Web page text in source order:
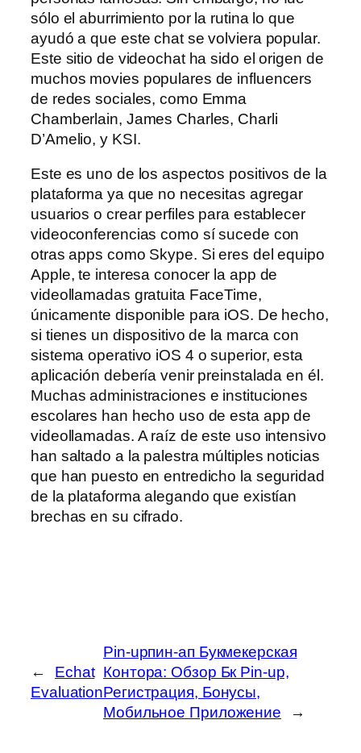
sólo el aburrimiento por la rutina lo que
ayudó a que este chat se volviera popular.
Este sitio de videochat ha sido el origen de
muchos movies populares de influencers
de redes sociales, como Emma
Chamberlain, James Charles, Charli
D’Amelio, y KSI.
Este es uno de los aspectos positivos de la
plataforma ya que no necesitas agregar
usuarios o crear perfiles para establecer
videoconferencias como sí sucede con
otras apps como Skype. Si eres del equipo
Apple, te interesa conocer la app de
videollamadas gratuita FaceTime,
únicamente disponible para iOS. De hecho,
si tienes un dispositivo de la marca con
sistema operativo iOS 4 o superior, esta
aplicación debería venir preinstalada en él.
Muchas administraciones e instituciones
escolares han hecho uso de esta app de
videollamadas. A raíz de este uso intensivo
han saltado a la palestra múltiples noticias
que han puesto en entredicho la seguridad
de la plataforma alegando que existían
brechas en su cifrado.
←
Echat
Evaluation
Pin-upпин-ап Букмекерская
Контора: Обзор Бк Pin-up,
Регистрация, Бонусы,
Мобильное Приложение
→